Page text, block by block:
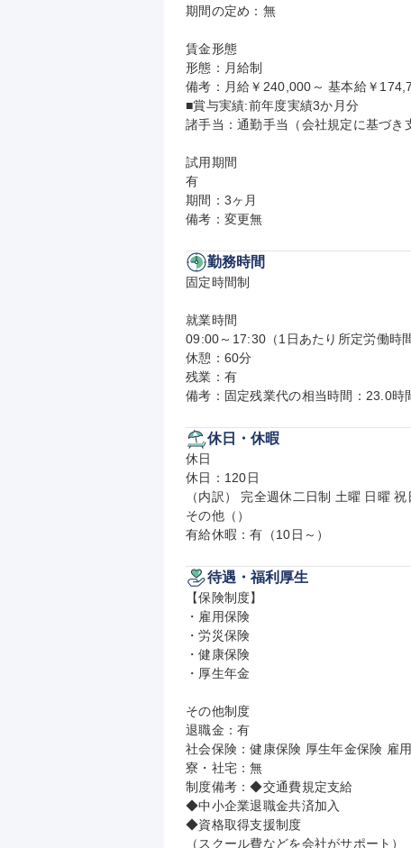
期間の定め：無
賃金形態
形態：月給制
備考：月給￥240,000～ 基本給￥
■賞与実績:前年度実績3か月分
諸手当：通勤手当（会社規定に基づき
試用期間
有
期間：3ヶ月
備考：変更無
勤務時間
固定時間制
就業時間
09:00～17:30（1日あたり所定労働時
休憩：60分
残業：有
備考：固定残業代の相当時間：23.0時
休日・休暇
休日
休日：120日
（内訳） 完全週休二日制 土曜 日曜 祝
その他（）
有給休暇：有（10日～）
待遇・福利厚生
【保険制度】
・雇用保険
・労災保険
・健康保険
・厚生年金
その他制度
退職金：有
社会保険：健康保険 厚生年金保険 雇
寮・社宅：無
制度備考：◆交通費規定支給
◆中小企業退職金共済加入
◆資格取得支援制度
（スクール費などを会社がサポート）